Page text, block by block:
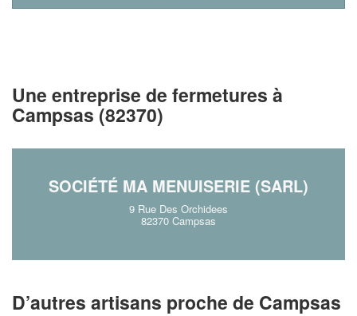
Une entreprise de fermetures à
Campsas (82370)
SOCIÉTÉ MA MENUISERIE (SARL)
9 Rue Des Orchidees
82370 Campsas
D’autres artisans proche de Campsas
En savoir plus